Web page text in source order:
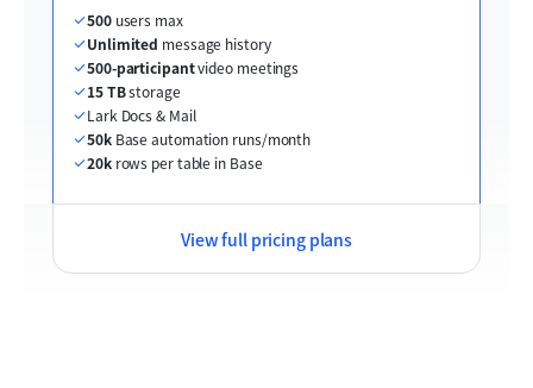
500 users max
Unlimited message history
500-participant video meetings
15 TB storage
Lark Docs & Mail
50k Base automation runs/month
20k rows per table in Base
View full pricing plans